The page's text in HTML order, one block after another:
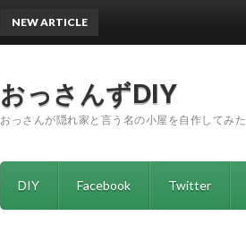
おっさんずDIY
おっさんが隠れ家と言う名の小屋を自作してみた
DIY Facebook Twitter
NEW ARTICLE